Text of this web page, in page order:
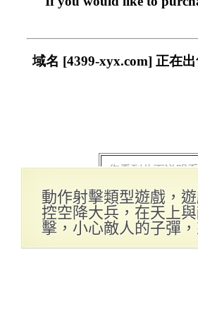
動作射擊類型遊戲，
控空降大兵，在天上
擊，小心敵人的子彈